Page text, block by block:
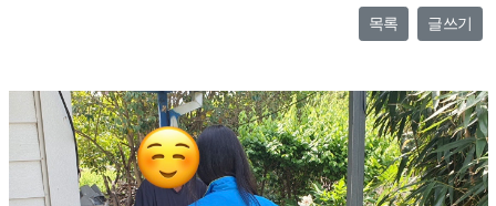
목록 글쓰기